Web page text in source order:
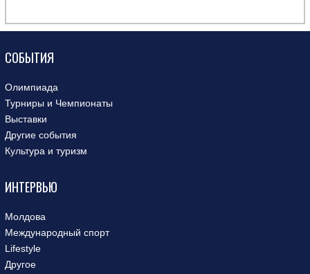
СОБЫТИЯ
Олимпиада
Турниры и Чемпионаты
Выставки
Другие события
Культура и туризм
ИНТЕРВЬЮ
Молдова
Международный спорт
Lifestyle
Другое